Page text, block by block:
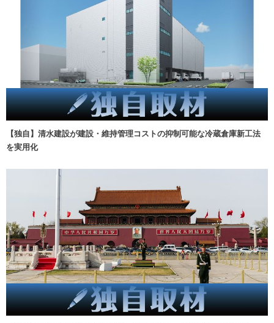
【独自】清水建設が建設・維持管理コストの抑制可能な冷蔵倉庫新工法
を実用化